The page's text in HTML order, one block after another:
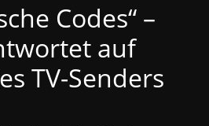
Codes“ –
auf
TV-Senders